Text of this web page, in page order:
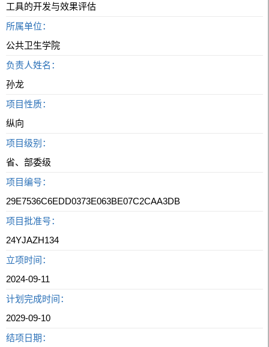
工具的开发与效果评估
所属单位：
公共卫生学院
负责人姓名：
孙龙
项目性质：
纵向
项目级别：
省、部委级
项目编号：
29E7536C6EDD0373E063BE07C2CAA3DB
项目批准号：
24YJAZH134
立项时间：
2024-09-11
计划完成时间：
2029-09-10
结项日期：